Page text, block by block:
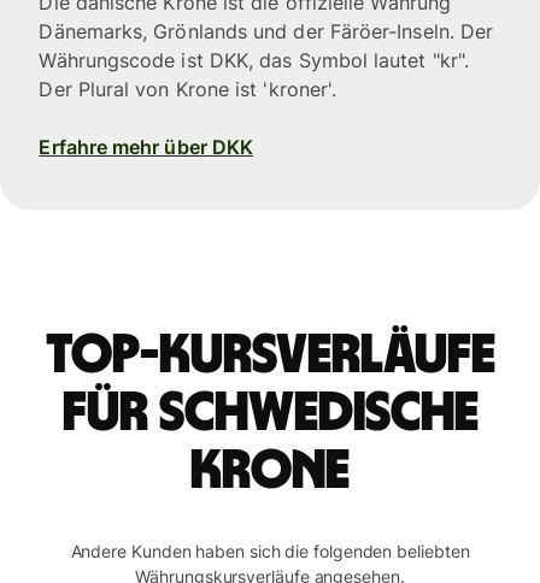
Dänemarks, Grönlands und der Färöer-Inseln. Der
Währungscode ist DKK, das Symbol lautet "kr".
Der Plural von Krone ist 'kroner'.
Erfahre mehr über DKK
Top-Kursverläufe
für schwedische
Krone
Andere Kunden haben sich die folgenden beliebten
Währungskursverläufe angesehen.